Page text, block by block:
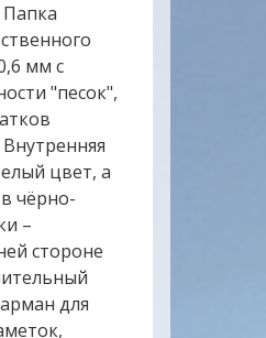
мм с
"песок",
цвет, а
чёрно-
–
стороне
для